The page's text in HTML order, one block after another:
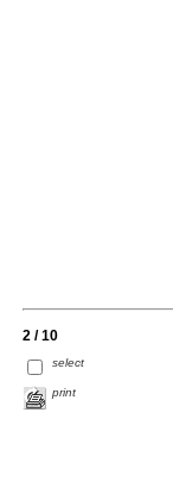
2 / 10
select
print